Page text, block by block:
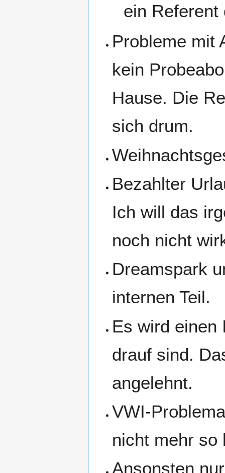
ein Referent
Probleme mit
kein
Hause. Die
sich drum.
Bezahlter
Ich will das
noch nicht
Dreamspark
internen Teil.
Es wird einen
drauf sind.
angelehnt.
VWI-
nicht mehr so
Ansonsten